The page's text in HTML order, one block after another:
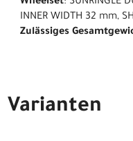
INNER WIDTH 32 mm,
Zulässiges
Varianten